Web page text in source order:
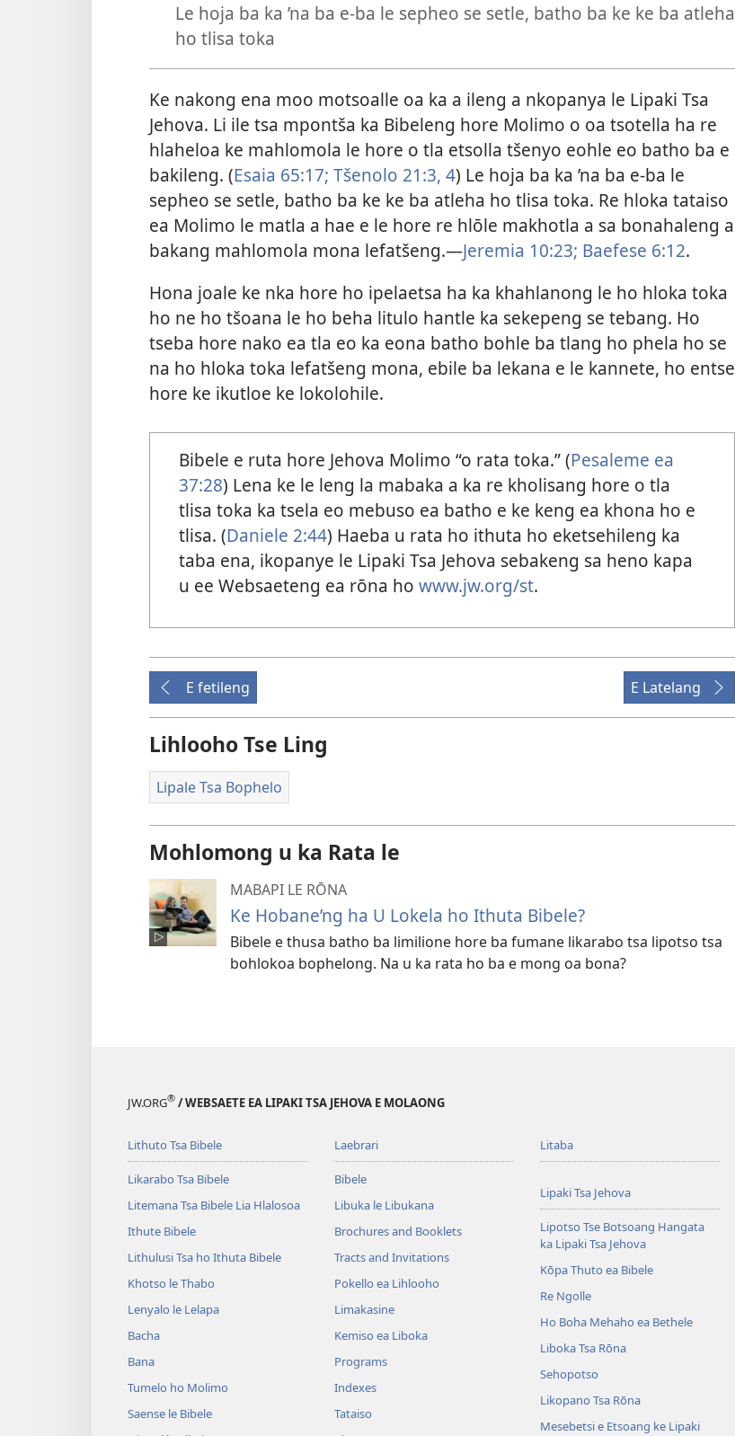
Le hoja ba ka ’na ba e-ba le sepheo se setle, batho ba ke ke ba atleha
ho tlisa toka
Ke nakong ena moo motsoalle oa ka a ileng a nkopanya le Lipaki Tsa
Jehova. Li ile tsa mpontša ka Bibeleng hore Molimo o oa tsotella ha re
hlaheloa ke mahlomola le hore o tla etsolla tšenyo eohle eo batho ba e
bakileng. (Esaia 65:17; Tšenolo 21:3, 4) Le hoja ba ka ’na ba e-ba le
sepheo se setle, batho ba ke ke ba atleha ho tlisa toka. Re hloka tataiso
ea Molimo le matla a hae e le hore re hlōle makhotla a sa bonahaleng a
bakang mahlomola mona lefatšeng.—Jeremia 10:23; Baefese 6:12.
Hona joale ke nka hore ho ipelaetsa ha ka khahlanong le ho hloka toka
ho ne ho tšoana le ho beha litulo hantle ka sekepeng se tebang. Ho
tseba hore nako ea tla eo ka eona batho bohle ba tlang ho phela ho se
na ho hloka toka lefatšeng mona, ebile ba lekana e le kannete, ho entse
hore ke ikutloe ke lokolohile.
Bibele e ruta hore Jehova Molimo “o rata toka.” (Pesaleme ea
37:28) Lena ke le leng la mabaka a ka re kholisang hore o tla
tlisa toka ka tsela eo mebuso ea batho e ke keng ea khona ho e
tlisa. (Daniele 2:44) Haeba u rata ho ithuta ho eketsehileng ka
taba ena, ikopanye le Lipaki Tsa Jehova sebakeng sa heno kapa
u ee Websaeteng ea rōna ho www.jw.org/st.
E fetileng E Latelang
Lihlooho Tse Ling
Lipale Tsa Bophelo
Mohlomong u ka Rata le
MABAPI LE RŌNA
Ke Hobane’ng ha U Lokela ho Ithuta Bibele?
Bibele e thusa batho ba limilione hore ba fumane likarabo tsa lipotso tsa
bohlokoa bophelong. Na u ka rata ho ba e mong oa bona?
JW.ORG® / WEBSAETE EA LIPAKI TSA JEHOVA E MOLAONG
Lithuto Tsa Bibele
Likarabo Tsa Bibele
Litemana Tsa Bibele Lia Hlalosoa
Ithute Bibele
Lithulusi Tsa ho Ithuta Bibele
Khotso le Thabo
Lenyalo le Lelapa
Bacha
Bana
Tumelo ho Molimo
Saense le Bibele
Laebrari
Bibele
Libuka le Libukana
Brochures and Booklets
Tracts and Invitations
Pokello ea Lihlooho
Limakasine
Kemiso ea Liboka
Programs
Indexes
Tataiso
Litaba
Lipaki Tsa Jehova
Lipotso Tse Botsoang Hangata
ka Lipaki Tsa Jehova
Kōpa Thuto ea Bibele
Re Ngolle
Ho Boha Mehaho ea Bethele
Liboka Tsa Rōna
Sehopotso
Likopano Tsa Rōna
Mesebetsi e Etsoang ke Lipaki